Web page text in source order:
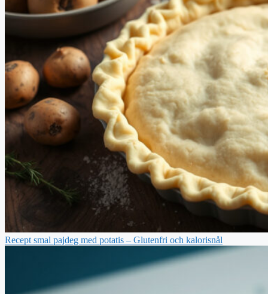
Recept smal pajdeg med potatis – Glutenfri och kalorisnål